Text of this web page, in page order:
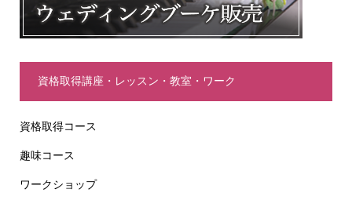
資格取得講座・レッスン・教室・ワーク
資格取得コース
趣味コース
ワークショップ